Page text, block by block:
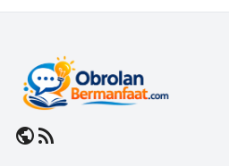
publicrss_feed